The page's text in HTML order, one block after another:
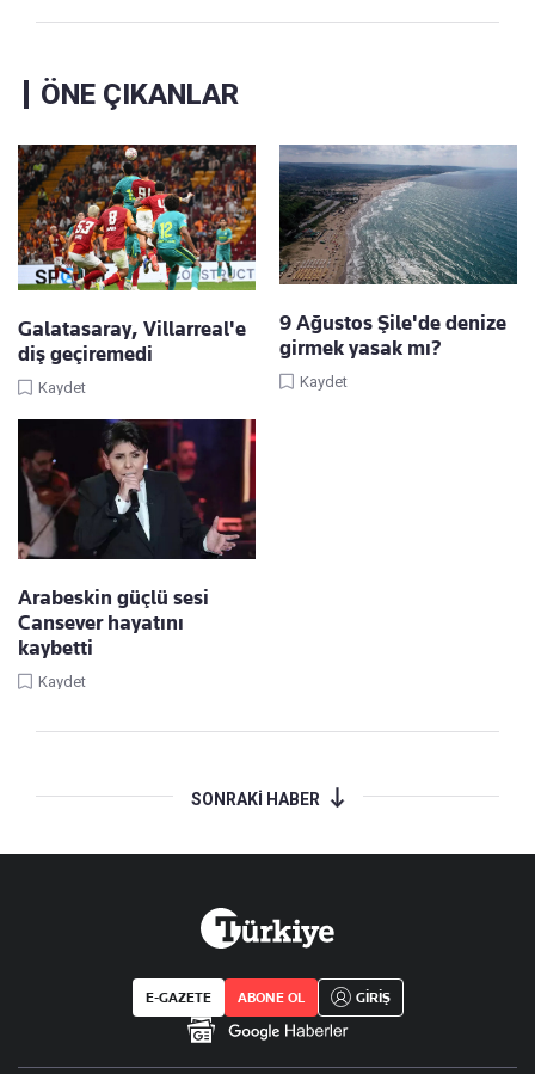
ÖNE ÇIKANLAR
Galatasaray, Villarreal'e
diş geçiremedi
Kaydet
9 Ağustos Şile'de denize
girmek yasak mı?
Kaydet
Arabeskin güçlü sesi
Cansever hayatını
kaybetti
Kaydet
SONRAKİ HABER
E-GAZETE ABONE OL GİRİŞ